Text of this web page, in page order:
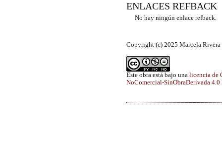
ENLACES REFBACK
No hay ningún enlace refback.
Copyright (c) 2025 Marcela
Este obra está bajo una licencia de
NoComercial-SinObraDerivada